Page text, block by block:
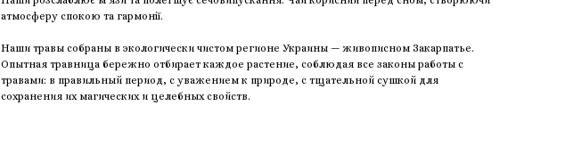
атмосферу спокою та гармонії.
Наши травы собраны в экологически чистом регионе Украины — живописном Закарпатье.
Опытная травница бережно отбирает каждое растение, соблюдая все законы работы с
травами: в правильный период, с уважением к природе, с тщательной сушкой для
сохранения их магических и целебных свойств.